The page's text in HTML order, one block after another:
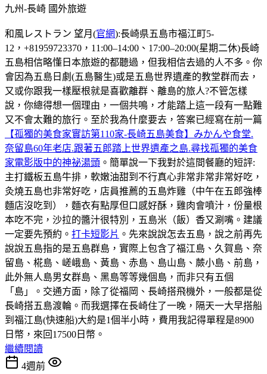
九州-長崎 國外旅遊
和風レストラン 望月(官網):長崎県五島市福江町5-
12，+81959723370，11:00–14:00、17:00–20:00(星期二休)長崎
五島相信略懂日本旅遊的都聽過，但我相信去過的人不多。你
會因為五島日劇(五島醫生)或是五島世界遺產的教堂群而去，
又或你跟我一樣壓根就是喜歡離群、離島的旅人?不管怎樣
說，你總得想一個理由，一個共鳴，才能踏上這一段有一點難
又不會太難的旅行。至於我為什麼要去，答案已經寫在前一篇
【孤獨的美食家實訪第110家-長崎五島美食】みかんや食堂.
奈留島60年老店.跟著五郎踏上世界遺產之島.尋找孤獨的美食
家電影版中的神祕湯頭 。簡單說一下我對於這間餐廳的短評:
主打鐵板五島牛排，軟嫩油甜到不行真心非常非常非常好吃，
灸燒五島也非常好吃，店員推薦的五島炸雞（中午在五郎強棒
麵店沒吃到），麵衣有點厚但口感好酥，雞肉會噴汁，份量根
本吃不完，沙拉的醬汁很特別，五島米（飯）香又涮嘴。建議
一定要先預約。 打卡短影片 。先來說說怎去五島，說之前再先
說說五島指的是五島群島，實際上包含了福江島、久賀島、奈
留島、椛島、嵯峨島、黃島、赤島、島山島、蕨小島、前島，
此外無人島男女群島、黑島等等幾個島，而非只有五個
「島」。交通方面，除了從福岡、長崎搭飛機外，一般都是從
長崎搭五島渡輪。而我選擇在長崎住了一晚，隔天一大早搭船
到福江島(快速船)大約是1個半小時，費用我記得單程是8900
日幣，來回17500日幣。
繼續閱讀
4週前